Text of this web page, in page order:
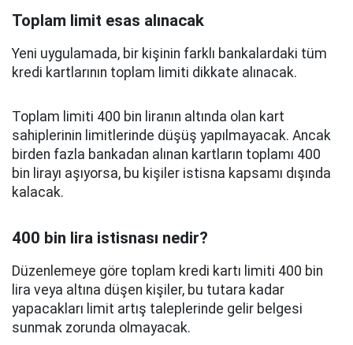
Toplam limit esas alınacak
Yeni uygulamada, bir kişinin farklı bankalardaki tüm
kredi kartlarının toplam limiti dikkate alınacak.
Toplam limiti 400 bin liranın altında olan kart
sahiplerinin limitlerinde düşüş yapılmayacak. Ancak
birden fazla bankadan alınan kartların toplamı 400
bin lirayı aşıyorsa, bu kişiler istisna kapsamı dışında
kalacak.
400 bin lira istisnası nedir?
Düzenlemeye göre toplam kredi kartı limiti 400 bin
lira veya altına düşen kişiler, bu tutara kadar
yapacakları limit artış taleplerinde gelir belgesi
sunmak zorunda olmayacak.